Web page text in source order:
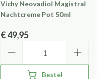
Vichy Neovadiol Magistral
Nachtcreme Pot 50ml
€ 49,95
Bestel